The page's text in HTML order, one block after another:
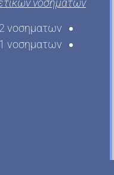
νοσημάτων
νοσηματων
νοσηματων